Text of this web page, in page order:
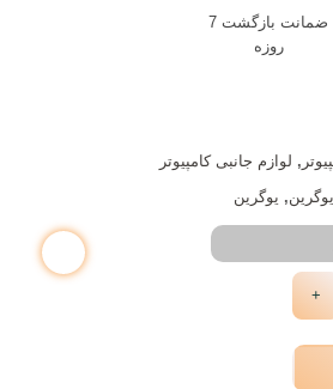
ضمانت بازگشت 7
روزه
, لوازم جانبی کامپیوتر
, یوگرین
+